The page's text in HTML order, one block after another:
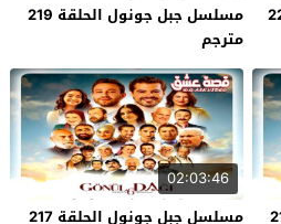
220
مسلسل جبل جونول الحلقة 219
مترجم
218
02:03:46
مسلسل جبل جونول الحلقة 217